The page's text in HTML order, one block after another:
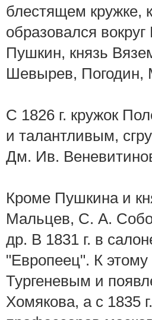
блестящем кружке,
образовался
Пушкин, князь
Шевырев, Погодин,
С 1826 г. кружок
и талантливым,
Дм. Ив.
Кроме Пушкина и
Мальцев, С. А.
др. В 1831 г. в
"Европеец". К
Тургеневым и
Хомякова, а с 1835